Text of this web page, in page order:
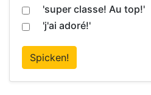
'super classe! Au top!'
'j'ai adoré!'
Spicken!